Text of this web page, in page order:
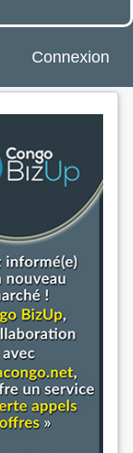
Connexion